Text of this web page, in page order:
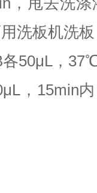
洗板机洗
50μL，
，15min